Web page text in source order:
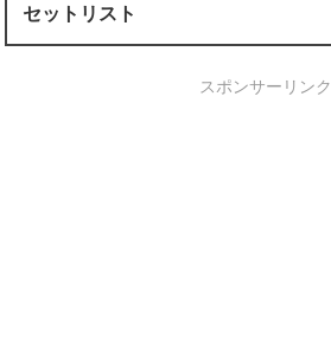
セットリスト
スポンサーリンク